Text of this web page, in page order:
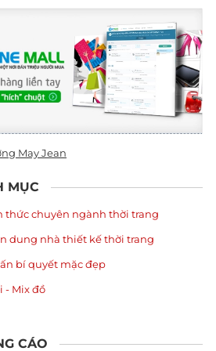
May Jean
MỤC
thức chuyên ngành thời trang
dung nhà thiết kế thời trang
bí quyết mặc đẹp
- Mix đồ
CÁO